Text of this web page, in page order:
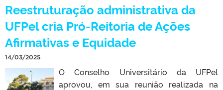
Reestruturação administrativa da
UFPel cria Pró-Reitoria de Ações
Afirmativas e Equidade
14/03/2025
O Conselho Universitário da UFPel
aprovou, em sua reunião realizada na